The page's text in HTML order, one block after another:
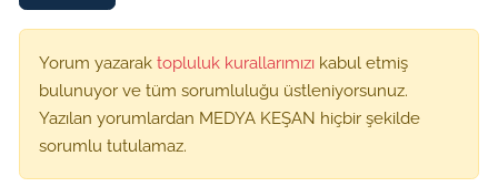
Yorum yazarak topluluk kurallarımızı kabul etmiş
bulunuyor ve tüm sorumluluğu üstleniyorsunuz.
Yazılan yorumlardan MEDYA KEŞAN hiçbir şekilde
sorumlu tutulamaz.